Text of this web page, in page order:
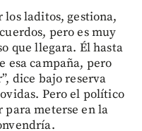
los laditos, gestiona,
pero es muy
que llegara. Él hasta
esa campaña, pero
dice bajo reserva
Pero el político
para meterse en la